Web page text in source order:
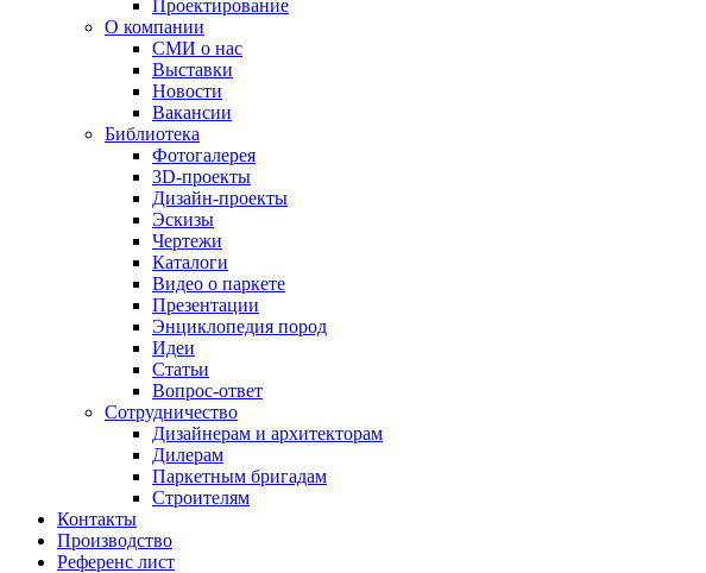
Проектирование
О компании
СМИ о нас
Выставки
Новости
Вакансии
Библиотека
Фотогалерея
3D-проекты
Дизайн-проекты
Эскизы
Чертежи
Каталоги
Видео о паркете
Презентации
Энциклопедия пород
Идеи
Статьи
Вопрос-ответ
Сотрудничество
Дизайнерам и архитекторам
Дилерам
Паркетным бригадам
Строителям
Контакты
Производство
Референс лист